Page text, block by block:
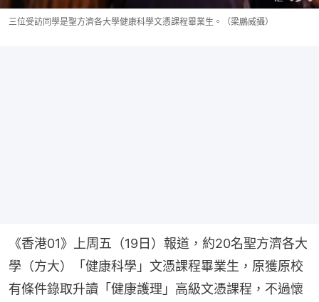
三位受訪同學是聖方濟各大學健康科學文憑課程畢業生。（梁鵬威攝）
《香港01》上周五（19日）報道，約20名聖方濟各大
學（方大）「健康科學」文憑課程畢業生，原獲原校
有條件錄取升讀「健康護理」高級文憑課程，不過懷